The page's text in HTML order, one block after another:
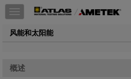
Toggle
navigation
风能和太阳能
概述